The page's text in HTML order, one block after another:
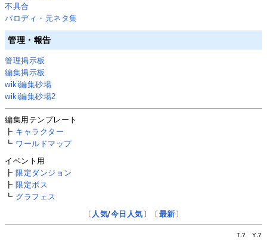
不具合
パロディ・元ネタ集
管理・報告
管理掲示板
編集掲示板
wiki編集砂場
wiki編集砂場2
編集用テンプレート
┣ キャラクター
┗ ワールドマップ
イベント用
┣ 限定ダンジョン
┣ 限定ボス
┗ グラフェス
〔 人気/今日人気 〕〔 最新 〕
T.? Y.?